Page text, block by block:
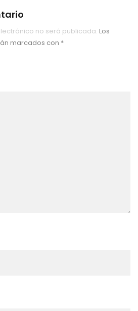
no será publicada. Los
marcados con *